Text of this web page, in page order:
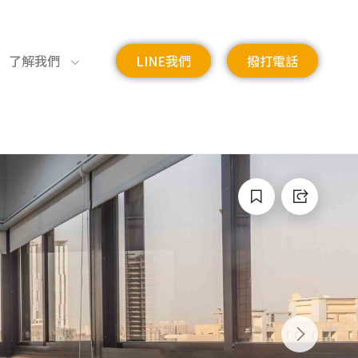
了解我們 LINE我們 撥打電話